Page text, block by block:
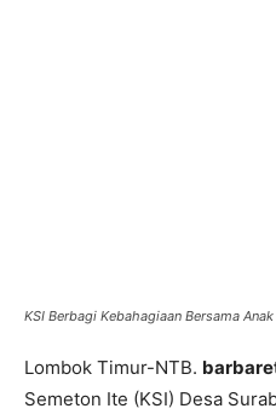
KSI Berbagi Kebahagiaan Bersama
Lombok Timur-NTB.
Semeton Ite (KSI) Desa